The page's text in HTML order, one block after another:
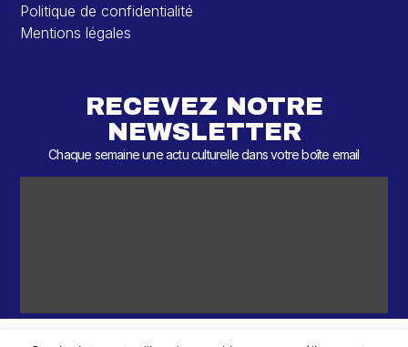
Politique de confidentialité
Mentions légales
RECEVEZ NOTRE
NEWSLETTER
Chaque semaine une actu culturelle dans votre boîte email